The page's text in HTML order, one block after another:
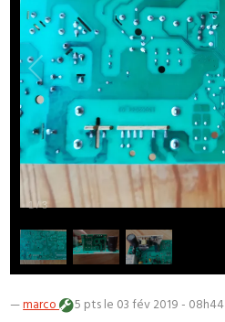
1 / 3
—marco 5 ptsle 03 fév 2019 - 08h44